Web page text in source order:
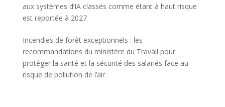
aux systèmes d’IA classés comme étant à haut risque
est reportée à 2027
Incendies de forêt exceptionnels : les
recommandations du ministère du Travail pour
protéger la santé et la sécurité des salariés face au
risque de pollution de l’air